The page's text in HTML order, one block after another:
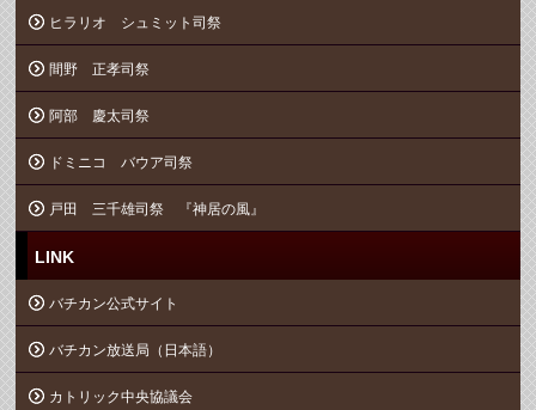
ヒラリオ シュミット司祭
間野 正孝司祭
阿部 慶太司祭
ドミニコ バウア司祭
戸田 三千雄司祭 『神居の風』
LINK
バチカン公式サイト
バチカン放送局（日本語）
カトリック中央協議会